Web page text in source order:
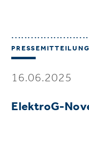
PRESSEMITTEILUNG
16.06.2025
ElektroG-